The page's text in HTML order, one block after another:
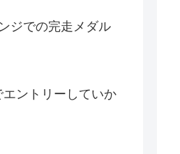
ジでの完走メダル
ントリーしていか